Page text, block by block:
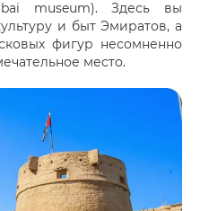
museum). Здесь вы
и быт Эмиратов, а
фигур несомненно
место.